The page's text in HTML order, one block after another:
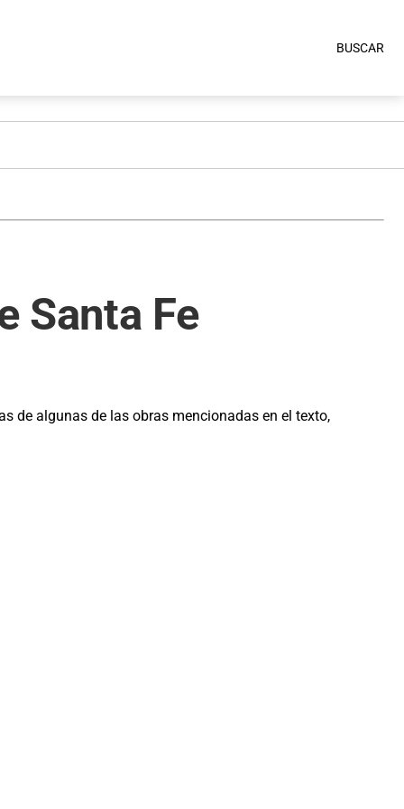
BUSCAR
Santa Fe
de algunas de las obras mencionadas en el texto,